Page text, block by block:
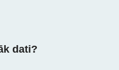
dati?